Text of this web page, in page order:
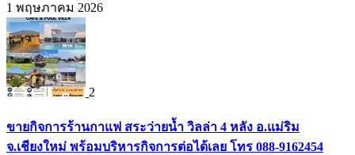
1 พฤษภาคม 2026
2
ขายกิจการร้านกาแฟ สระว่ายน้ำ วิลล่า 4 หลัง อ.แม่ริม
จ.เชียงใหม่ พร้อมบริหารกิจการต่อได้เลย โทร 088-9162454